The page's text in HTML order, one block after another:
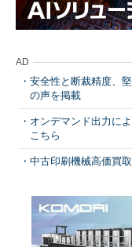
AD
安全性と断裁精度、
の声を掲載
オンデマンド出力に
こちら
中古印刷機械高価買